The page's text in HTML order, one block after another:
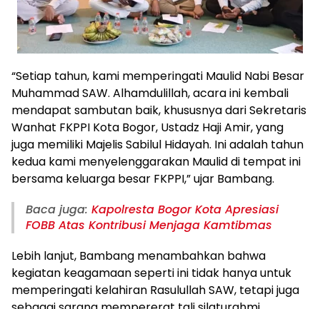
“Setiap tahun, kami memperingati Maulid Nabi Besar
Muhammad SAW. Alhamdulillah, acara ini kembali
mendapat sambutan baik, khususnya dari Sekretaris
Wanhat FKPPI Kota Bogor, Ustadz Haji Amir, yang
juga memiliki Majelis Sabilul Hidayah. Ini adalah tahun
kedua kami menyelenggarakan Maulid di tempat ini
bersama keluarga besar FKPPI,” ujar Bambang.
Baca juga: Kapolresta Bogor Kota Apresiasi
FOBB Atas Kontribusi Menjaga Kamtibmas
Lebih lanjut, Bambang menambahkan bahwa
kegiatan keagamaan seperti ini tidak hanya untuk
memperingati kelahiran Rasulullah SAW, tetapi juga